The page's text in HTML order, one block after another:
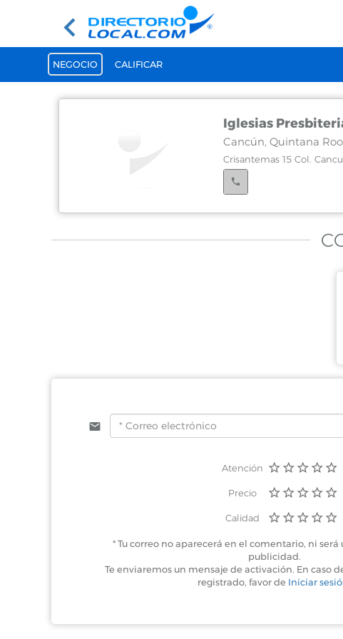
NEGOCIO CALIFICAR
Iglesias
Cancún, Quintana Roo
Crisantemas 15 Col.
Atención
Precio
Calidad
* Tu correo no aparecerá en el comentario, ni
publicidad.
Te enviaremos un mensaje de activación. En caso
registrado, favor de Iniciar